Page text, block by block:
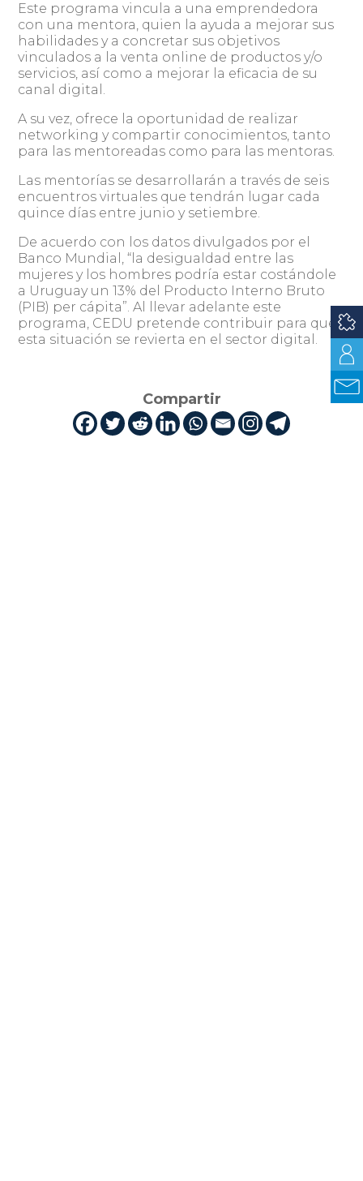
Este programa vincula a una emprendedora
con una mentora, quien la ayuda a mejorar sus
habilidades y a concretar sus objetivos
vinculados a la venta online de productos y/o
servicios, así como a mejorar la eficacia de su
canal digital.
A su vez, ofrece la oportunidad de realizar
networking y compartir conocimientos, tanto
para las mentoreadas como para las mentoras.
Las mentorías se desarrollarán a través de seis
encuentros virtuales que tendrán lugar cada
quince días entre junio y setiembre.
De acuerdo con los datos divulgados por el
Banco Mundial, “la desigualdad entre las
mujeres y los hombres podría estar costándole
a Uruguay un 13% del Producto Interno Bruto
(PIB) per cápita”. Al llevar adelante este
programa, CEDU pretende contribuir para que
esta situación se revierta en el sector digital.
Compartir